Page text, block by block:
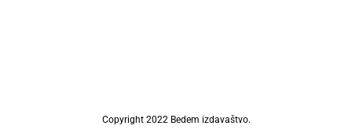
Copyright 2022 Bedem izdavaštvo.